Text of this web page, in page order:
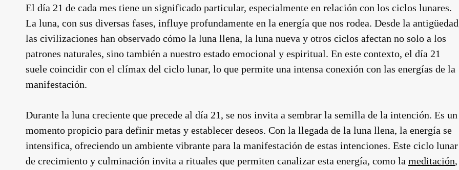
El día 21 de cada mes tiene un significado particular, especialmente en relación con los ciclos lunares.
La luna, con sus diversas fases, influye profundamente en la energía que nos rodea. Desde la
las civilizaciones han observado cómo la luna llena, la luna nueva y otros ciclos afectan no solo a los
patrones naturales, sino también a nuestro estado emocional y espiritual. En este contexto, el día 21
suele coincidir con el clímax del ciclo lunar, lo que permite una intensa conexión con las energías de la
manifestación.
Durante la luna creciente que precede al día 21, se nos invita a sembrar la semilla de la intención. Es un
momento propicio para definir metas y establecer deseos. Con la llegada de la luna llena, la energía se
intensifica, ofreciendo un ambiente vibrante para la manifestación de estas intenciones. Este ciclo lunar
de crecimiento y culminación invita a rituales que permiten canalizar esta energía, como la meditación,